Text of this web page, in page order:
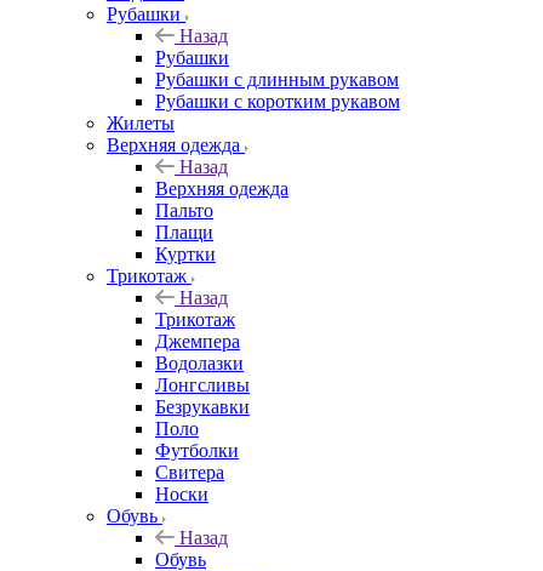
Рубашки
Назад
Рубашки
Рубашки с длинным рукавом
Рубашки с коротким рукавом
Жилеты
Верхняя одежда
Назад
Верхняя одежда
Пальто
Плащи
Куртки
Трикотаж
Назад
Трикотаж
Джемпера
Водолазки
Лонгсливы
Безрукавки
Поло
Футболки
Свитера
Носки
Обувь
Назад
Обувь